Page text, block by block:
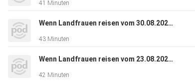
41 Minuten
Wenn Landfrauen reisen vom 30.08.2024 (Staffel 5, Folge 3)
43 Minuten
Wenn Landfrauen reisen vom 23.08.2024 (Staffel 8, Folge 1)
42 Minuten